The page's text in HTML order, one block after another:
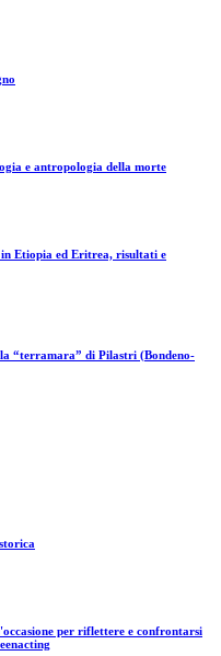
e antropologia della morte
Etiopia ed Eritrea, risultati e
“terramara” di Pilastri (Bondeno-
per riflettere e confrontarsi